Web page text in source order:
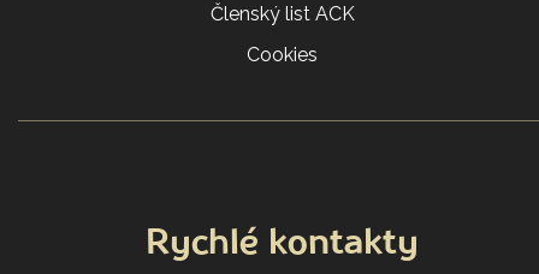
Členský list ACK
Cookies
Rychlé kontakty